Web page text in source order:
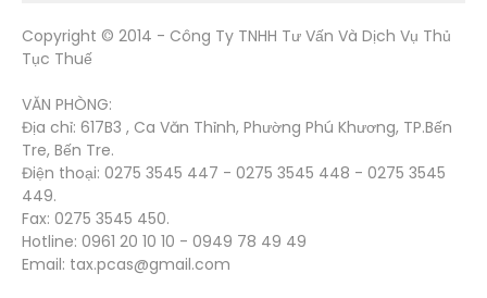
Copyright © 2014 - Công Ty TNHH Tư Vấn Và Dịch Vụ Thủ
Tục Thuế
VĂN PHÒNG:
Địa chỉ: 617B3 , Ca Văn Thỉnh, Phường Phú Khương, TP.Bến
Tre, Bến Tre.
Điện thoại: 0275 3545 447 - 0275 3545 448 - 0275 3545
449.
Fax: 0275 3545 450.
Hotline: 0961 20 10 10 - 0949 78 49 49
Email: tax.pcas@gmail.com